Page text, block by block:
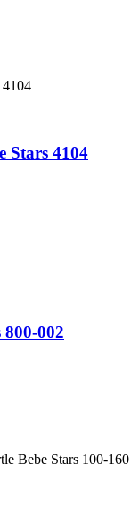
Stars 4104
002